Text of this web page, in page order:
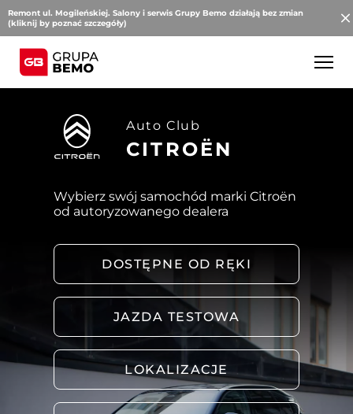
Remont ul. Mogileńskiej. Salony i serwis Grupy Bemo działają bez zmian
(kliknij by poznać szczegóły)
Auto Club
CITROËN
Wybierz swój samochód marki Citroën
od autoryzowanego dealera
DOSTĘPNE OD RĘKI
JAZDA TESTOWA
LOKALIZACJE